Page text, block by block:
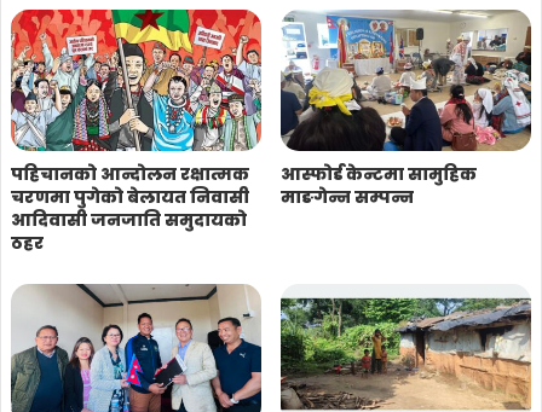
पहिचानको आन्दोलन रक्षात्मक
चरणमा पुगेको बेलायत निवासी
आदिवासी जनजाति समुदायको
ठहर
आस्फोर्ड केन्टमा सामुहिक
माङगेन्न सम्पन्न